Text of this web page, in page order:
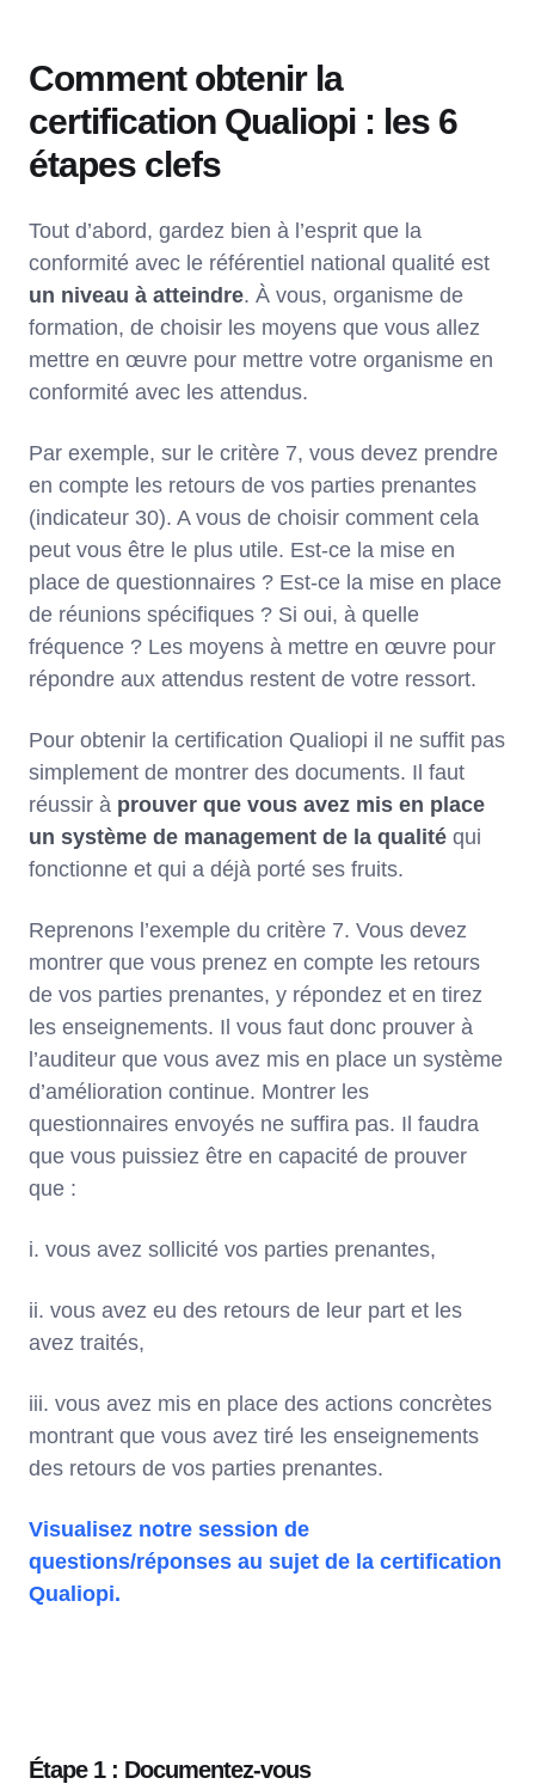
Comment obtenir la
certification Qualiopi : les 6
étapes clefs
Tout d’abord, gardez bien à l’esprit que la
conformité avec le référentiel national qualité est
un niveau à atteindre. À vous, organisme de
formation, de choisir les moyens que vous allez
mettre en œuvre pour mettre votre organisme en
conformité avec les attendus.
Par exemple, sur le critère 7, vous devez prendre
en compte les retours de vos parties prenantes
(indicateur 30). A vous de choisir comment cela
peut vous être le plus utile. Est-ce la mise en
place de questionnaires ? Est-ce la mise en place
de réunions spécifiques ? Si oui, à quelle
fréquence ? Les moyens à mettre en œuvre pour
répondre aux attendus restent de votre ressort.
Pour obtenir la certification Qualiopi il ne suffit pas
simplement de montrer des documents. Il faut
réussir à prouver que vous avez mis en place
un système de management de la qualité qui
fonctionne et qui a déjà porté ses fruits.
Reprenons l’exemple du critère 7. Vous devez
montrer que vous prenez en compte les retours
de vos parties prenantes, y répondez et en tirez
les enseignements. Il vous faut donc prouver à
l’auditeur que vous avez mis en place un système
d’amélioration continue. Montrer les
questionnaires envoyés ne suffira pas. Il faudra
que vous puissiez être en capacité de prouver
que :
i. vous avez sollicité vos parties prenantes,
ii. vous avez eu des retours de leur part et les
avez traités,
iii. vous avez mis en place des actions concrètes
montrant que vous avez tiré les enseignements
des retours de vos parties prenantes.
Visualisez notre session de
questions/réponses au sujet de la certification
Qualiopi.
Étape 1 : Documentez-vous